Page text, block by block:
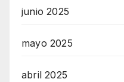
junio 2025
mayo 2025
abril 2025